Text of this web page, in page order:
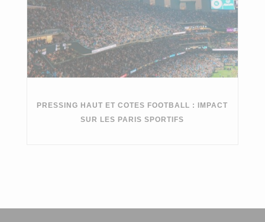
PRESSING HAUT ET COTES FOOTBALL : IMPACT
SUR LES PARIS SPORTIFS